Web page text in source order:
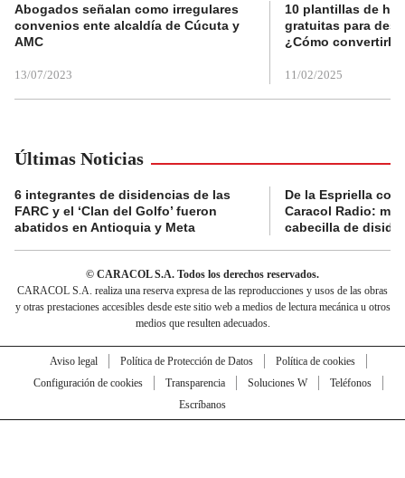
Abogados señalan como irregulares
convenios ente alcaldía de Cúcuta y
AMC
13/07/2023
10 plantillas de
gratuitas para
¿Cómo convertirla
11/02/2025
Últimas Noticias
6 integrantes de disidencias de las
FARC y el ‘Clan del Golfo’ fueron
abatidos en Antioquia y Meta
De la Espriella
Caracol Radio:
cabecilla de
© CARACOL S.A. Todos los derechos reservados.
CARACOL S.A. realiza una reserva expresa de las reproducciones y usos de las obras
y otras prestaciones accesibles desde este sitio web a medios de lectura mecánica u otros
medios que resulten adecuados.
Aviso legal Política de Protección de Datos
Política de cookies
Configuración de cookies
Transparencia Soluciones W
Teléfonos
Escríbanos